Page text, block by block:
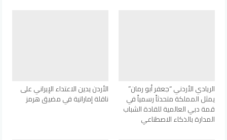
الريادي الأردني “جعفر أبو رمان”
يمثل المملكة متحدثاً رسمياً في
قمة دبي العالمية للقادة الشباب
المدارة بالذكاء الاصطناعي
الأردن يدين الاعتداء الإيراني على
ناقلة إماراتية في مضيق هرمز